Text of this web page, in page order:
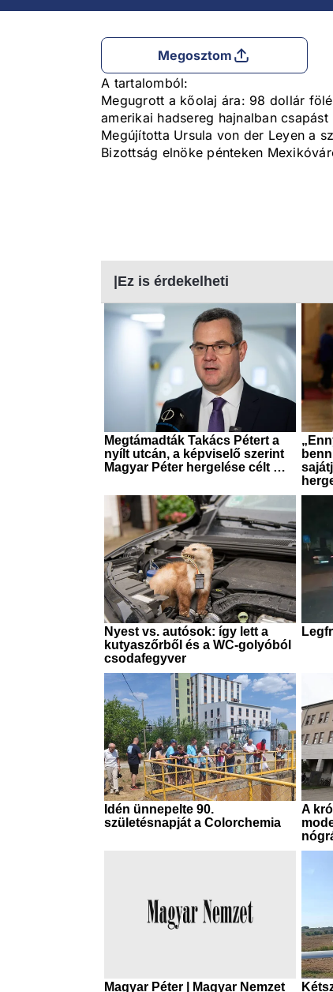
Megosztom
A tartalomból:
Megugrott a kőolaj ára: 98 dollár
amerikai hadsereg hajnalban
Megújította Ursula von der Leyen a
Bizottság elnöke pénteken